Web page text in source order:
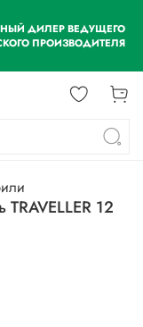
ДИЛЕР ВЕДУЩЕГО
ПРОИЗВОДИТЕЛЯ
12